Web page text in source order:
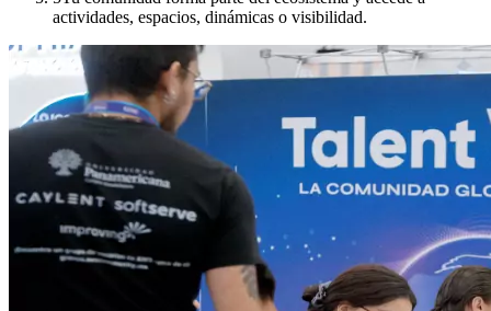
actividades, espacios, dinámicas o visibilidad.